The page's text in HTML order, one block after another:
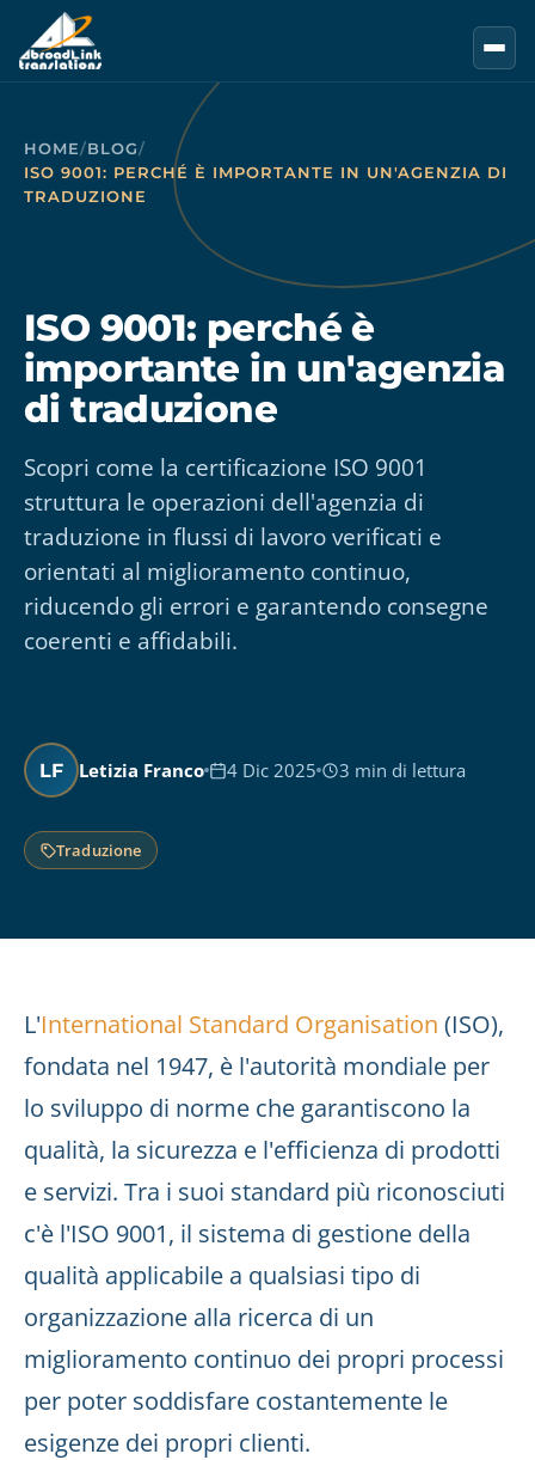
Vai al contenuto principale
HOME/BLOG/
ISO 9001: PERCHÉ È IMPORTANTE IN UN'AGENZIA DI
TRADUZIONE
ISO 9001: perché è
importante in un'agenzia
di traduzione
Scopri come la certificazione ISO 9001
struttura le operazioni dell'agenzia di
traduzione in flussi di lavoro verificati e
orientati al miglioramento continuo,
riducendo gli errori e garantendo consegne
coerenti e affidabili.
LF Letizia Franco 4 Dic 2025 3 min di lettura
Traduzione
L'International Standard Organisation (ISO),
fondata nel 1947, è l'autorità mondiale per
lo sviluppo di norme che garantiscono la
qualità, la sicurezza e l'efficienza di prodotti
e servizi. Tra i suoi standard più riconosciuti
c'è l'ISO 9001, il sistema di gestione della
qualità applicabile a qualsiasi tipo di
organizzazione alla ricerca di un
miglioramento continuo dei propri processi
per poter soddisfare costantemente le
esigenze dei propri clienti.